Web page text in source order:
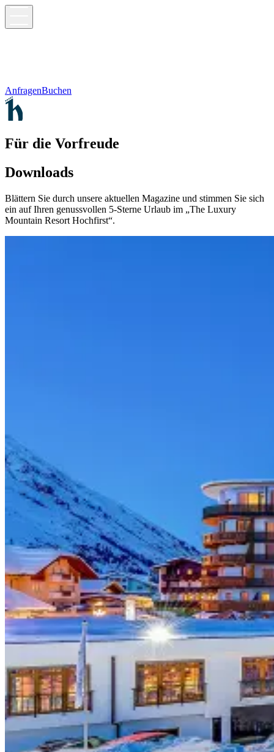
AnfragenBuchen
Für die Vorfreude
Downloads
Blättern Sie durch unsere aktuellen Magazine und stimmen Sie sich
ein auf Ihren genussvollen 5-Sterne Urlaub im „The Luxury
Mountain Resort Hochfirst“.